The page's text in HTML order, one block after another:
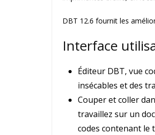
DBT 12.6 fournit les
Interface
Éditeur DBT, vue
insécables et des
Couper et coller
travaillez sur un
codes contenant le